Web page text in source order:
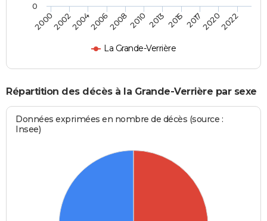
La Grande-Verrière
200020022004200620082010 2013 2015 201720202022
0
Répartition des décès à la Grande-Verrière par sexe
Données exprimées en nombre de décès (source :
Insee)